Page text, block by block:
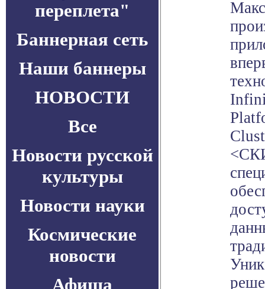
переплета"
Баннерная сеть
Наши баннеры
НОВОСТИ
Все
Новости русской
культуры
Новости науки
Космические
новости
Афиша